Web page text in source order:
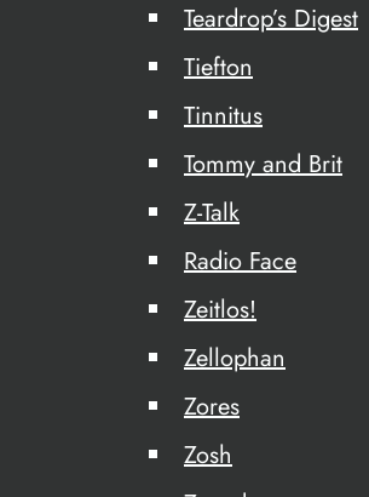
Teardrop’s Digest
Tiefton
Tinnitus
Tommy and Brit
Z-Talk
Radio Face
Zeitlos!
Zellophan
Zores
Zosh